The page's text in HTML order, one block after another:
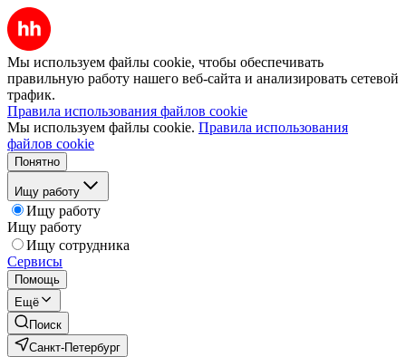
Мы используем файлы cookie, чтобы обеспечивать
правильную работу нашего веб-сайта и анализировать сетевой
трафик.
Правила использования файлов cookie
Мы используем файлы cookie. Правила использования
файлов cookie
Понятно
Ищу работу
Ищу работу
Ищу работу
Ищу сотрудника
Сервисы
Помощь
Ещё
Поиск
Санкт-Петербург